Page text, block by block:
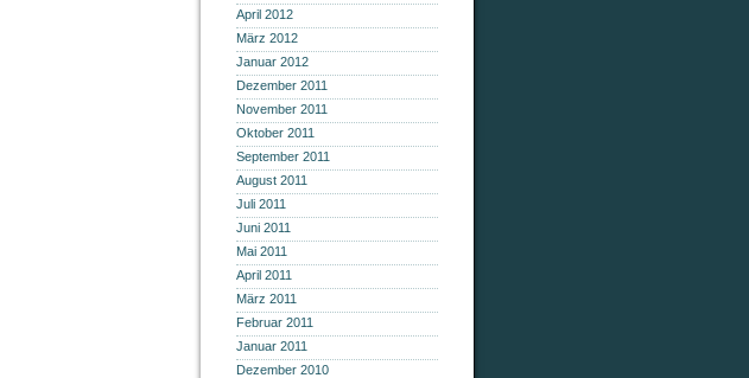
April 2012
März 2012
Januar 2012
Dezember 2011
November 2011
Oktober 2011
September 2011
August 2011
Juli 2011
Juni 2011
Mai 2011
April 2011
März 2011
Februar 2011
Januar 2011
Dezember 2010